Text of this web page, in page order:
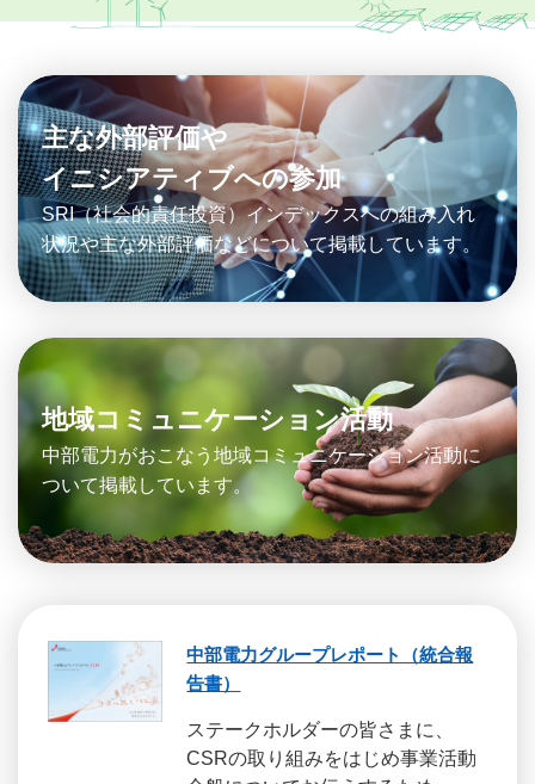
主な外部評価や
イニシアティブへの参加
SRI（社会的責任投資）インデックスへの組み入れ
状況や主な外部評価などについて掲載しています。
地域コミュニケーション活動
中部電力がおこなう地域コミュニケーション活動に
ついて掲載しています。
中部電力グループレポート（統合報
告書）
ステークホルダーの皆さまに、
CSRの取り組みをはじめ事業活動